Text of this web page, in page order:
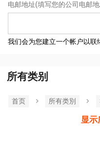
电邮地址(填写您的公司电邮
我们会为您建立一个帐户以联
所有类别
首页 所有类別
显示